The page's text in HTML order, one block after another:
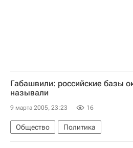
Габашвили: российские базы
называли
9 марта 2005, 23:23 16
Общество
Политика